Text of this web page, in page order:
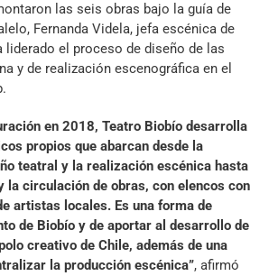
las seis obras bajo la guía de
Fernanda Videla, jefa escénica de
liderado el proceso de diseño de las
y de realización escenográfica en el
en 2018, Teatro Biobío desarrolla
propios que abarcan desde la
teatral y la realización escénica hasta
la circulación de obras, con elencos con
artistas locales. Es una forma de
de Biobío y de aportar al desarrollo de
creativo de Chile, además de una
la producción escénica”, afirmó